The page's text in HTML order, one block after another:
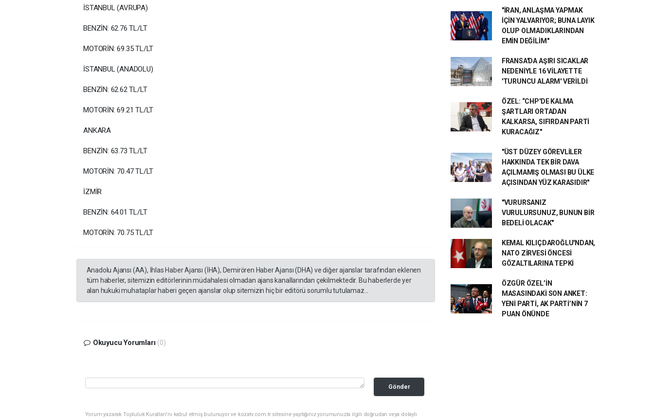
İSTANBUL (AVRUPA)
BENZİN: 62.76 TL/LT
MOTORİN: 69.35 TL/LT
İSTANBUL (ANADOLU)
BENZİN: 62.62 TL/LT
MOTORİN: 69.21 TL/LT
ANKARA
BENZİN: 63.73 TL/LT
MOTORİN: 70.47 TL/LT
İZMİR
BENZİN: 64.01 TL/LT
MOTORİN: 70.75 TL/LT
Anadolu Ajansı (AA), İhlas Haber Ajansı (İHA), Demirören Haber Ajansı (DHA) ve diğer ajanslar tarafından eklenen
tüm haberler, sitemizin editörlerinin müdahalesi olmadan ajans kanallarından çekilmektedir. Bu haberlerde yer
alan hukuki muhataplar haberi geçen ajanslar olup sitemizin hiç bir editörü sorumlu tutulamaz...
Okuyucu Yorumları (0)
Gönder
Yorum yazarak Topluluk Kuralları’nı kabul etmiş bulunuyor ve kozatv.com.tr sitesine yaptığınız yorumunuzla ilgili doğrudan veya dolaylı
"İRAN, ANLAŞMA YAPMAK
İÇİN YALVARIYOR; BUNA LAYIK
OLUP OLMADIKLARINDAN
EMİN DEĞİLİM"
FRANSA'DA AŞIRI SICAKLAR
NEDENİYLE 16 VİLAYETTE
'TURUNCU ALARM' VERİLDİ
ÖZEL: “CHP'DE KALMA
ŞARTLARI ORTADAN
KALKARSA, SIFIRDAN PARTİ
KURACAĞIZ"
"ÜST DÜZEY GÖREVLİLER
HAKKINDA TEK BİR DAVA
AÇILMAMIŞ OLMASI BU ÜLKE
AÇISINDAN YÜZ KARASIDIR"
"VURURSANIZ
VURULURSUNUZ, BUNUN BİR
BEDELİ OLACAK"
KEMAL KILIÇDAROĞLU'NDAN,
NATO ZİRVESİ ÖNCESİ
GÖZALTILARINA TEPKİ
ÖZGÜR ÖZEL’İN
MASASINDAKİ SON ANKET:
YENİ PARTİ, AK PARTİ’NİN 7
PUAN ÖNÜNDE